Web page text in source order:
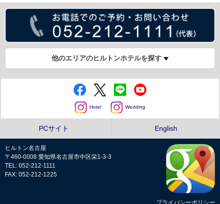
他のエリアのヒルトンホテルを探す
Hotel Wedding
PCサイト English
ヒルトン名古屋
〒460-0008 愛知県名古屋市中区栄1-3-3
TEL: 052-212-1111
FAX: 052-212-1225
プライバシーポリシー